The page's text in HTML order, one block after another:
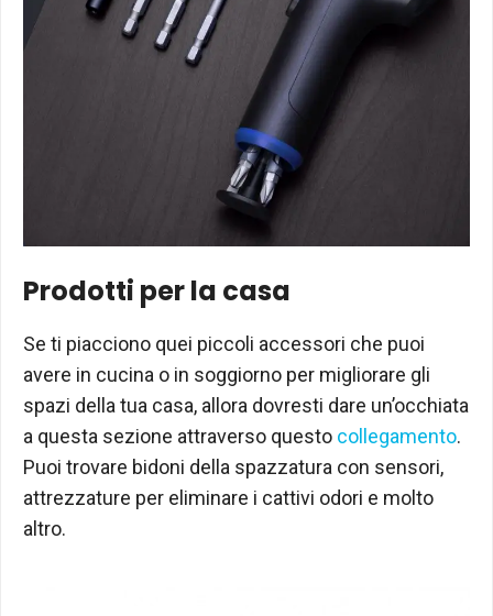
Prodotti per la casa
Se ti piacciono quei piccoli accessori che puoi
avere in cucina o in soggiorno per migliorare gli
spazi della tua casa, allora dovresti dare un’occhiata
a questa sezione attraverso questo collegamento.
Puoi trovare bidoni della spazzatura con sensori,
attrezzature per eliminare i cattivi odori e molto
altro.